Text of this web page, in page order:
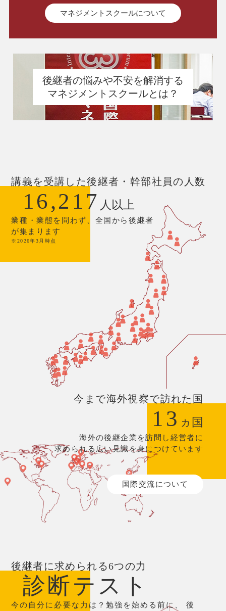
マネジメントスクールについて
後継者の悩みや不安を解消する
マネジメントスクールとは？
講義を受講した後継者・幹部社員の人数
16,217 人以上
業種・業態を問わず、全国から後継者
が集まります
※2026年3月時点
今まで海外視察で訪れた国
13 ヵ国
海外の後継企業を訪問し経営者に
求められる広い見識を身につけています
国際交流について
後継者に求められる6つの力
診断テスト
今の自分に必要な力は？勉強を始める前に、
後